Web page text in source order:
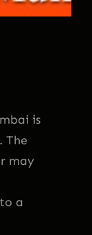
is
The
may
a